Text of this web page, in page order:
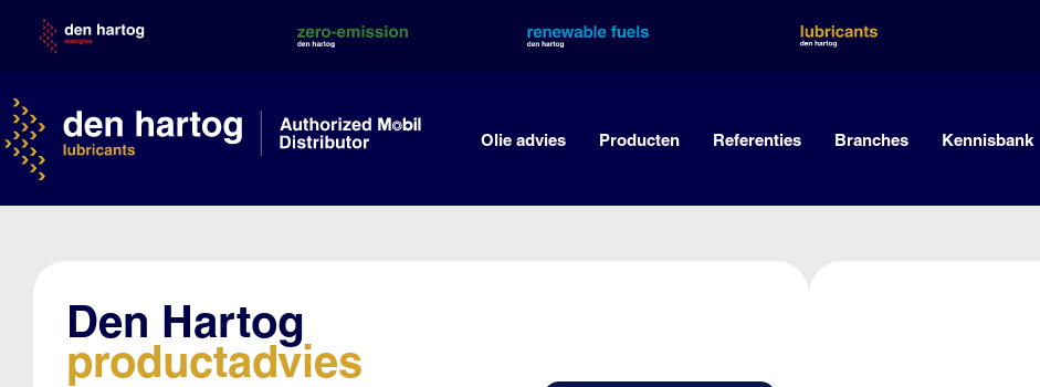
content
Olie advies Producten Referenties Branches Kennisbank
Den Hartog
productadvies